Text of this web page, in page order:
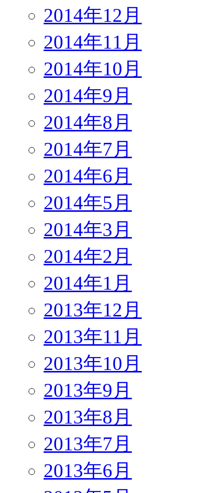
2014年12月
2014年11月
2014年10月
2014年9月
2014年8月
2014年7月
2014年6月
2014年5月
2014年3月
2014年2月
2014年1月
2013年12月
2013年11月
2013年10月
2013年9月
2013年8月
2013年7月
2013年6月